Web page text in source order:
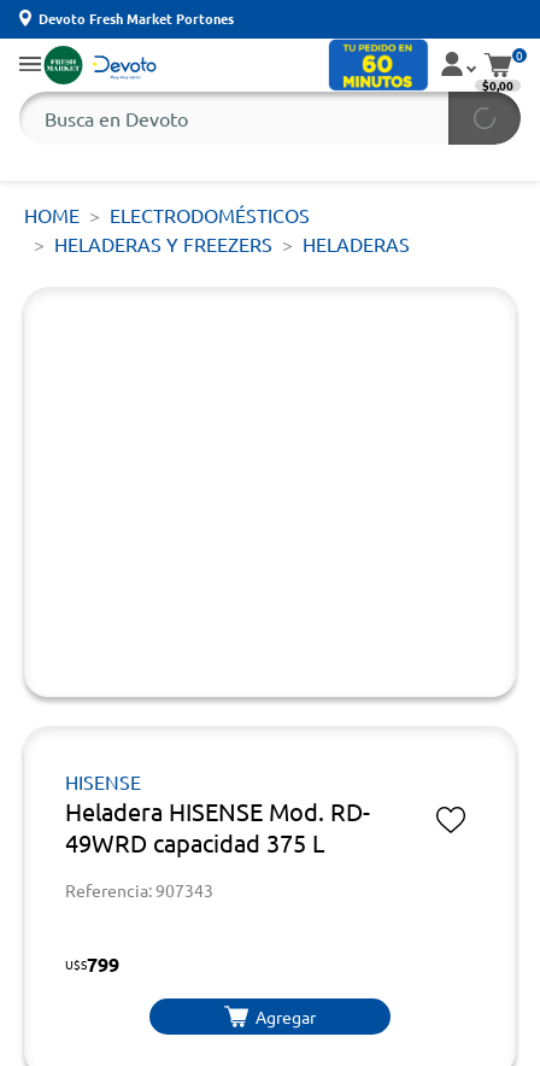
Devoto Fresh Market Portones
0
$0,00
HOME
ELECTRODOMÉSTICOS
HELADERAS Y FREEZERS
HELADERAS
HISENSE
Heladera HISENSE Mod. RD-
49WRD capacidad 375 L
Referencia: 907343
U$S799
Agregar